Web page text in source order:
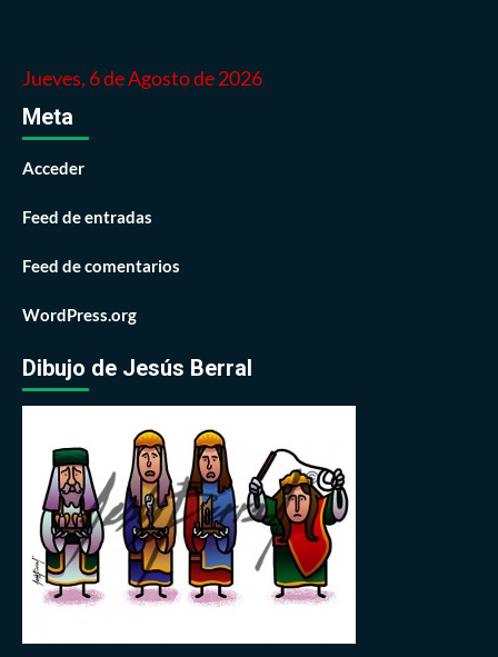
Jueves, 6 de Agosto de 2026
Meta
Acceder
Feed de entradas
Feed de comentarios
WordPress.org
Dibujo de Jesús Berral